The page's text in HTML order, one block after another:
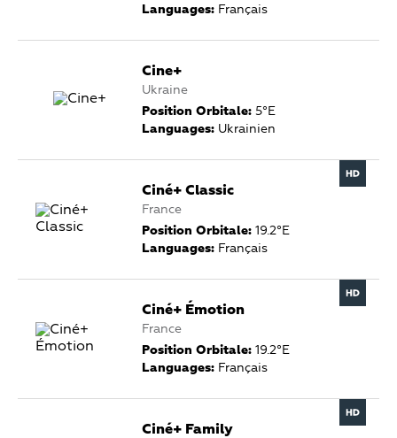
Languages: Français
Cine+
Ukraine
Position Orbitale: 5°E
Languages: Ukrainien
Ciné+ Classic
France
Position Orbitale: 19.2°E
Languages: Français
Ciné+ Émotion
France
Position Orbitale: 19.2°E
Languages: Français
Ciné+ Family